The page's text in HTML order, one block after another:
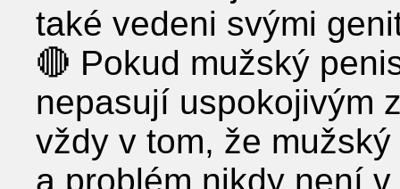
také vedeni svými
🔴 Pokud mužský
nepasují uspokojivým
vždy v tom, že
a problém nikdy není